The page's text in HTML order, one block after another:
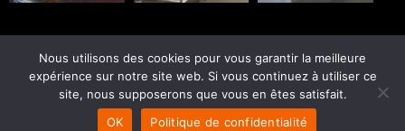
© 2025 Idem Cuisines - Tous droits réservés
Politique de confidentialité Mentions légales
Nous utilisons des cookies pour vous garantir la meilleure
expérience sur notre site web. Si vous continuez à utiliser ce
site, nous supposerons que vous en êtes satisfait.
OK
Politique de confidentialité